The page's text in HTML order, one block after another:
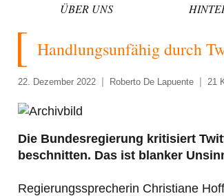
ÜBER UNS
Handlungsunfähig durch
22. Dezember 2022 Roberto De Lapuente 21
Die Bundesregierung kritisiert
beschnitten. Das ist blanker
Regierungssprecherin Christiane